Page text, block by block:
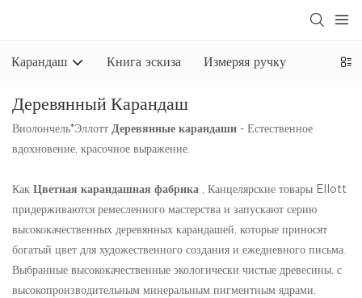
Карандаш Книга эскиза Измеряя ручку
Деревянный Карандаш
Виолончель*Эллотт Деревянные карандаши - Естественное
вдохновение, красочное выражение.
Как Цветная карандашная фабрика , Канцелярские товары Ellott
придерживаются ремесленного мастерства и запускают серию
высококачественных деревянных карандашей, которые приносят
богатый цвет для художественного создания и ежедневного письма.
Выбранные высококачественные экологически чистые древесины, с
высокопроизводительным минеральным пигментным ядрами,